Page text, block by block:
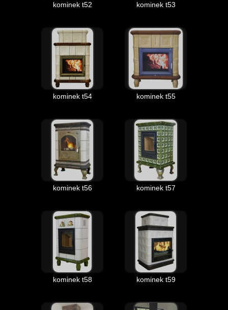
kominek t52 kominek t53
kominek t54 kominek t55
kominek t56 kominek t57
kominek t58 kominek t59